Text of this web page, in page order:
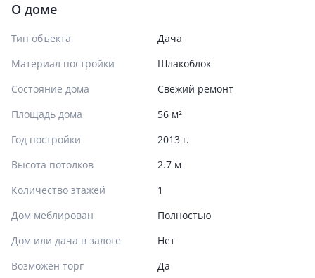
О доме
Тип объекта
Дача
Материал постройки
Шлакоблок
Состояние дома
Свежий ремонт
Площадь дома
56 м²
Год постройки
2013 г.
Высота потолков
2.7 м
Количество этажей
1
Дом меблирован
Полностью
Дом или дача в залоге
Нет
Возможен торг
Да